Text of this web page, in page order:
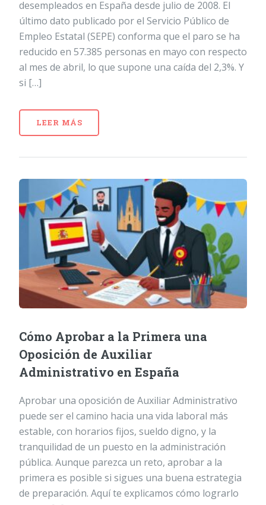
desempleados en España desde julio de 2008. El
último dato publicado por el Servicio Público de
Empleo Estatal (SEPE) conforma que el paro se ha
reducido en 57.385 personas en mayo con respecto
al mes de abril, lo que supone una caída del 2,3%. Y
si […]
LEER MÁS
Cómo Aprobar a la Primera una
Oposición de Auxiliar
Administrativo en España
Aprobar una oposición de Auxiliar Administrativo
puede ser el camino hacia una vida laboral más
estable, con horarios fijos, sueldo digno, y la
tranquilidad de un puesto en la administración
pública. Aunque parezca un reto, aprobar a la
primera es posible si sigues una buena estrategia
de preparación. Aquí te explicamos cómo lograrlo